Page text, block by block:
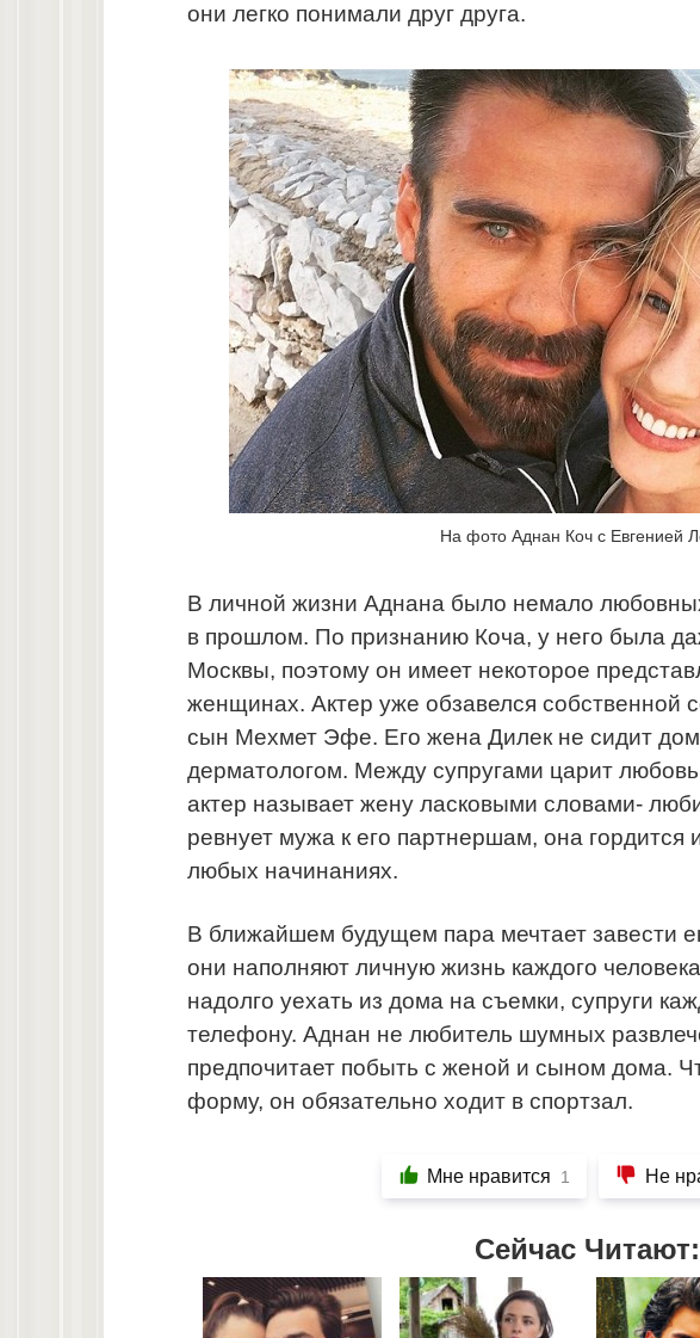
они легко понимали друг друга.
На фото Аднан Коч с Евгенией
В личной жизни Аднана было немало
в прошлом. По признанию Коча, у него была
Москвы, поэтому он имеет некоторое
женщинах. Актер уже обзавелся собственной
сын Мехмет Эфе. Его жена Дилек не сидит
дерматологом. Между супругами царит
актер называет жену ласковыми словами-
ревнует мужа к его партнершам, она гордится
любых начинаниях.
В ближайшем будущем пара мечтает завести
они наполняют личную жизнь каждого
надолго уехать из дома на съемки, супруги
телефону. Аднан не любитель шумных
предпочитает побыть с женой и сыном дома.
форму, он обязательно ходит в спортзал.
Мне нравится 1 Не
Сейчас Читают: